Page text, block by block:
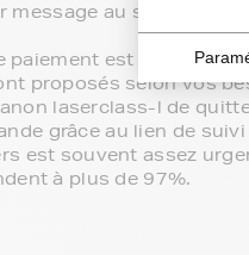
au sein de
est effectué
proposés selon vos
laserclass-l de
grâce au lien de
est souvent assez
à plus de 97%.